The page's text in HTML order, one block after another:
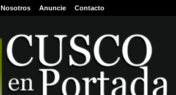
Nosotros Anuncie Contacto